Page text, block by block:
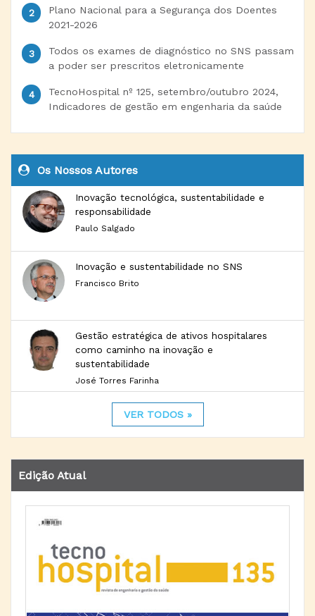
Plano Nacional para a Segurança dos Doentes
2021-2026
Todos os exames de diagnóstico no SNS passam
a poder ser prescritos eletronicamente
TecnoHospital nº 125, setembro/outubro 2024,
Indicadores de gestão em engenharia da saúde
Os Nossos Autores
Inovação tecnológica, sustentabilidade e
responsabilidade
Paulo Salgado
Inovação e sustentabilidade no SNS
Francisco Brito
Gestão estratégica de ativos hospitalares
como caminho na inovação e
sustentabilidade
José Torres Farinha
VER TODOS »
Edição Atual